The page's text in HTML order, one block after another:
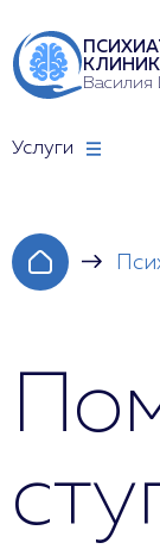
Услуги